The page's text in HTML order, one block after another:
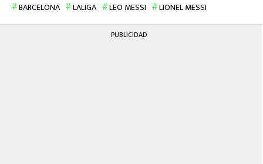
BARCELONA LALIGA LEO MESSI LIONEL MESSI
PUBLICIDAD